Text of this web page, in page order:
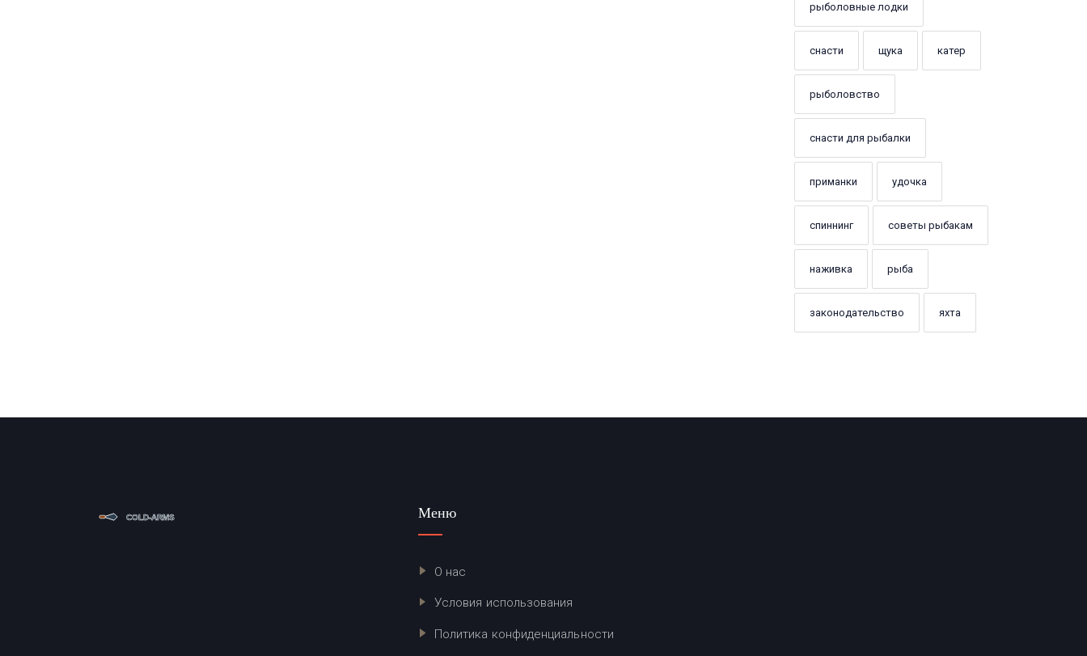
рыболовные лодки
снасти щука катер
рыболовство
снасти для рыбалки
приманки удочка
спиннинг советы рыбакам
наживка рыба
законодательство яхта
Меню
О нас
Условия использования
Политика конфиденциальности